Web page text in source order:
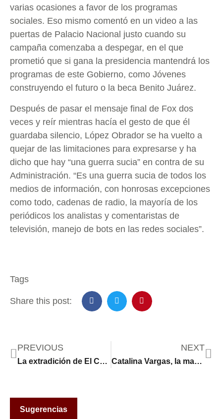
varias ocasiones a favor de los programas
sociales. Eso mismo comentó en un video a las
puertas de Palacio Nacional justo cuando su
campaña comenzaba a despegar, en el que
prometió que si gana la presidencia mantendrá los
programas de este Gobierno, como Jóvenes
construyendo el futuro o la beca Benito Juárez.
Después de pasar el mensaje final de Fox dos
veces y reír mientras hacía el gesto de que él
guardaba silencio, López Obrador se ha vuelto a
quejar de las limitaciones para expresarse y ha
dicho que hay “una guerra sucia” en contra de su
Administración. “Es una guerra sucia de todos los
medios de información, con honrosas excepciones
como todo, cadenas de radio, la mayoría de los
periódicos los analistas y comentaristas de
televisión, manejo de bots en las redes sociales”.
Tags
Share this post:
PREVIOUS
La extradición de El Chelelo: el último golpe contra Los Zetas
NEXT
Catalina Vargas, la madre que busca a su hijo desde hace 3 años en México y que fue localizada después de haber sido reportada como desaparecida
Sugerencias